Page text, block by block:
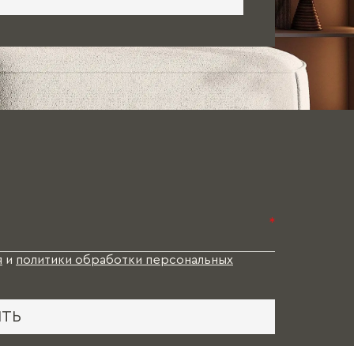
*
и политики обработки персональных